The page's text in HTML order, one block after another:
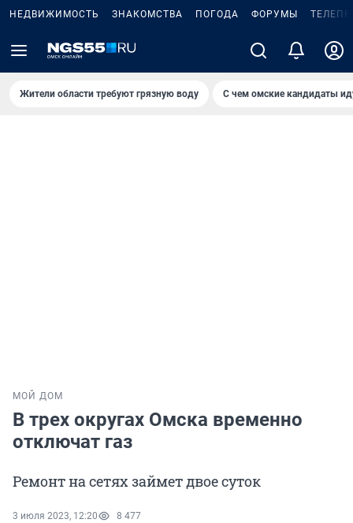
НЕДВИЖИМОСТЬ ЗНАКОМСТВА ПОГОДА ФОРУМЫ
Жители области требуют грязную воду С чем омские кандидаты
МОЙ ДОМ
В трех округах Омска временно
отключат газ
Ремонт на сетях займет двое суток
3 июля 2023, 12:20 8 477